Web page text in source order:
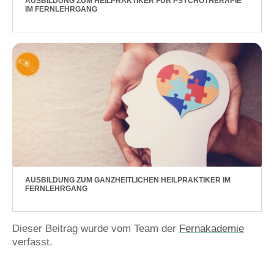
IM FERNLEHRGANG
AUSBILDUNG ZUM GANZHEITLICHEN HEILPRAKTIKER IM
FERNLEHRGANG
Dieser Beitrag wurde vom Team der Fernakademie
verfasst.